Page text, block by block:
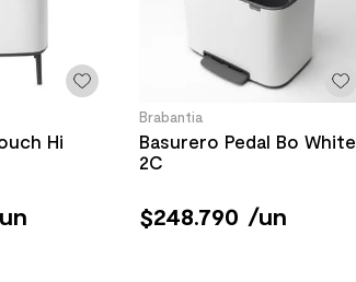
Hi
Brabantia
Basurero Pedal Bo White
2C
$248.790 /un